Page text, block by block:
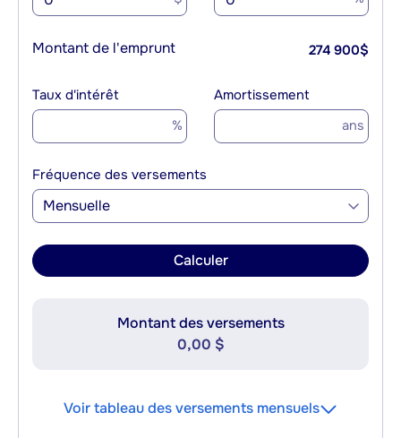
Montant de l'emprunt 274 900$
Taux d'intérêt
%
Amortissement
ans
Fréquence des versements
Mensuelle
Calculer
Montant des versements
0,00 $
Voir tableau des versements mensuels